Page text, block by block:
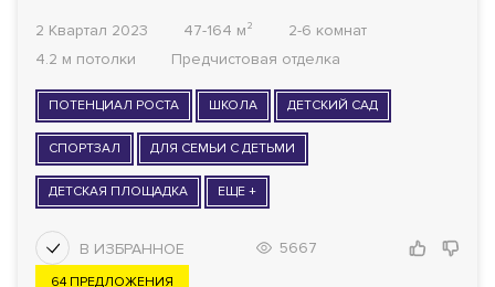
2 Квартал 2023 47-164 м²
2-6 комнат
4.2 м потолки
Предчистовая отделка
ПОТЕНЦИАЛ РОСТА ШКОЛА ДЕТСКИЙ САД
СПОРТЗАЛ ДЛЯ СЕМЬИ С ДЕТЬМИ
ДЕТСКАЯ ПЛОЩАДКА ЕЩЕ +
5667
64 ПРЕДЛОЖЕНИЯ